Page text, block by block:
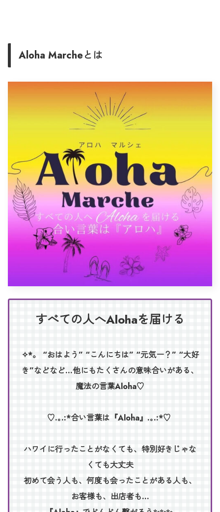
Aloha Marcheとは
すべての人へAlohaを届ける
✧*。 “おはよう” “こんにちは” “元気ー？” “大好
き”などなど…他にもたくさんの意味合いがある、
魔法の言葉Aloha♡
♡.｡.:*合い言葉は『Aloha』.｡.:*♡
ハワイに行ったことがなくても、特別好きじゃな
くても大丈夫
初めて会う人も、何度も会ったことがある人も、
お客様も、出店者も…